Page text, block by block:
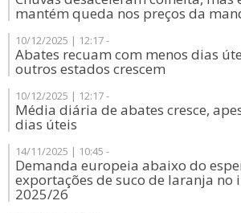
mantém queda nos preços da
10/12/2025 | 12:17 -
Abates recuam com menos dias
outros estados crescem
10/12/2025 | 12:17 -
Média diária de abates cresce,
dias úteis
14/11/2025 | 10:45 -
Demanda europeia abaixo do
exportações de suco de laranja no
2025/26